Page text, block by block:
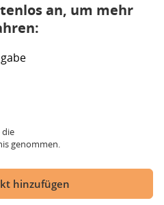
an, um mehr
die
genommen.
hinzufügen